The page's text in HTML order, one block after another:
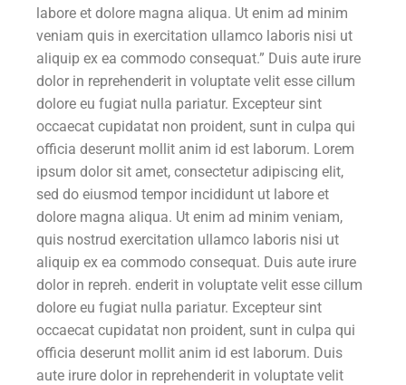
labore et dolore magna aliqua. Ut enim ad minim
veniam quis in exercitation ullamco laboris nisi ut
aliquip ex ea commodo consequat.” Duis aute irure
dolor in reprehenderit in voluptate velit esse cillum
dolore eu fugiat nulla pariatur. Excepteur sint
occaecat cupidatat non proident, sunt in culpa qui
officia deserunt mollit anim id est laborum. Lorem
ipsum dolor sit amet, consectetur adipiscing elit,
sed do eiusmod tempor incididunt ut labore et
dolore magna aliqua. Ut enim ad minim veniam,
quis nostrud exercitation ullamco laboris nisi ut
aliquip ex ea commodo consequat. Duis aute irure
dolor in repreh. enderit in voluptate velit esse cillum
dolore eu fugiat nulla pariatur. Excepteur sint
occaecat cupidatat non proident, sunt in culpa qui
officia deserunt mollit anim id est laborum. Duis
aute irure dolor in reprehenderit in voluptate velit